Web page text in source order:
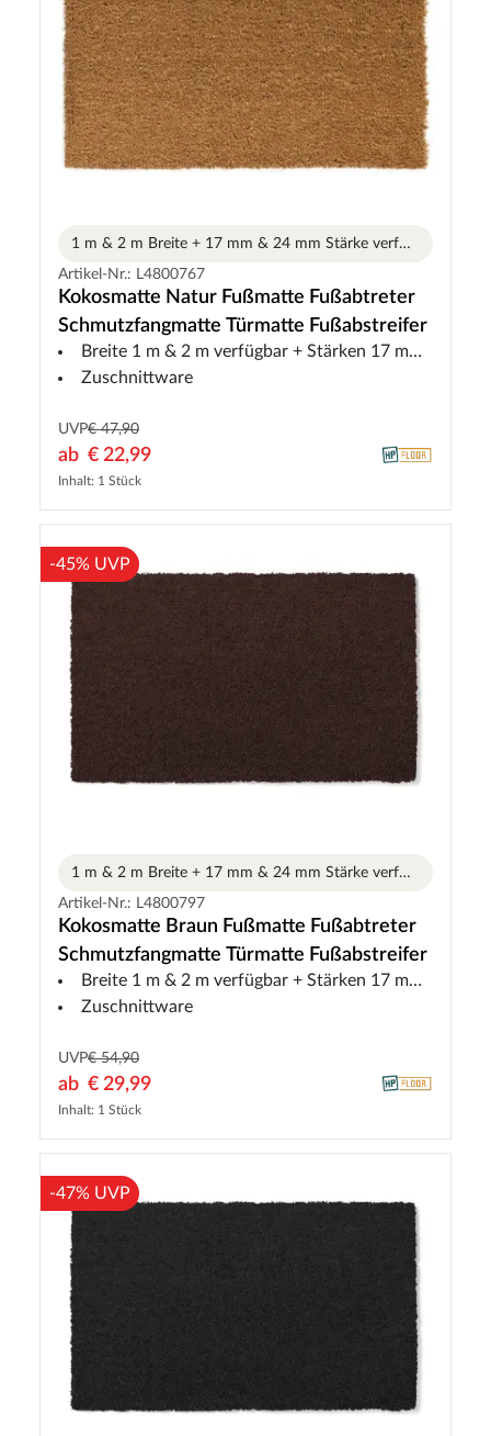
1 m & 2 m Breite + 17 mm & 24 mm Stärke verfügbar
Artikel-Nr.: L4800767
Kokosmatte Natur Fußmatte Fußabtreter
Schmutzfangmatte Türmatte Fußabstreifer
Breite 1 m & 2 m verfügbar + Stärken 17 mm & 24 mm verfügbar
Zuschnittware
UVP€ 47,90
ab € 22,99
Inhalt: 1 Stück
-45% UVP
1 m & 2 m Breite + 17 mm & 24 mm Stärke verfügbar
Artikel-Nr.: L4800797
Kokosmatte Braun Fußmatte Fußabtreter
Schmutzfangmatte Türmatte Fußabstreifer
Breite 1 m & 2 m verfügbar + Stärken 17 mm & 24 mm verfügbar
Zuschnittware
UVP€ 54,90
ab € 29,99
Inhalt: 1 Stück
-47% UVP